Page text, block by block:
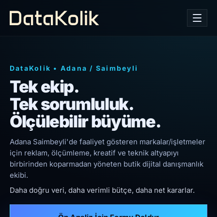
DataKolik • Adana / Saimbeyli
Tek ekip.
Tek sorumluluk.
Ölçülebilir büyüme.
Adana Saimbeyli'de faaliyet gösteren markalar/işletmeler
için reklam, ölçümleme, kreatif ve teknik altyapıyı
birbirinden koparmadan yöneten butik dijital danışmanlık
ekibi.
Daha doğru veri, daha verimli bütçe, daha net kararlar.